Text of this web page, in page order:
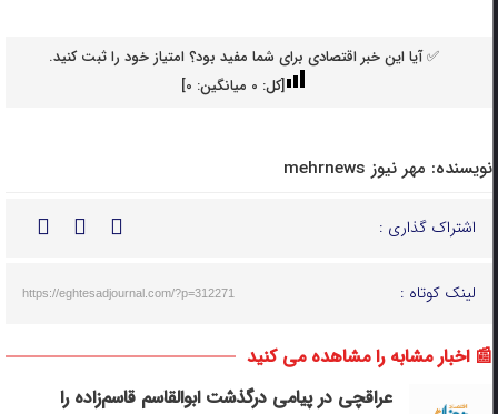
✅ آیا این خبر اقتصادی برای شما مفید بود؟ امتیاز خود را ثبت کنید.
[کل: 0میانگین: 0
]
نویسنده: مهر نیوز mehrnews
اشتراک گذاری :
لینک کوتاه : https://eghtesadjournal.com/?p=312271
📰 اخبار مشابه را مشاهده می کنید
عراقچی در پیامی درگذشت ابوالقاسم قاسم‌زاده را